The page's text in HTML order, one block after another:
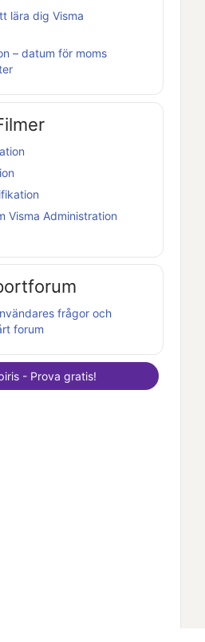
lära dig Visma
– datum för moms
Visma Administration
frågor och
forum
- Prova gratis!